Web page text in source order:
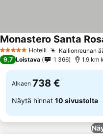
5 Tähtiluokitus
Hotelli Kallionreunan
Monastero Santa
9,7 Loistava 1 366 1.9 km
Alkaen 738 €
Näytä hinnat 10 sivustolta